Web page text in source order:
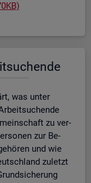
was unter
zu ver­
zur Be­
und wie
zu­letzt